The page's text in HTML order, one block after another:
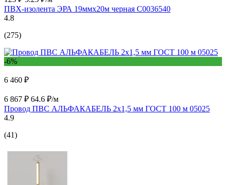
ПВХ-изолента ЭРА 19ммх20м черная C0036540
4.8
(275)
-6%
6 460 ₽
6 867 ₽ 64.6 ₽/м
Провод ПВС АЛЬФАКАБЕЛЬ 2х1,5 мм ГОСТ 100 м 05025
4.9
(41)